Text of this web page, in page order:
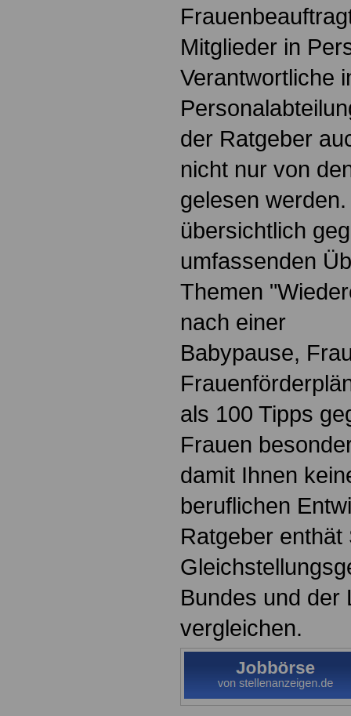
Mitglieder in
Verantwortliche
der Ratgeber
nicht nur von
gelesen
übersichtlich
umfassenden
Themen
nach einer
Babypause,
als 100 Tipps
Frauen
damit Ihnen
beruflichen
Ratgeber
Bundes und der
vergleichen.